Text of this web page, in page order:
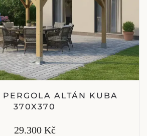
PERGOLA ALTÁN KUBA
370X370
29.300 Kč